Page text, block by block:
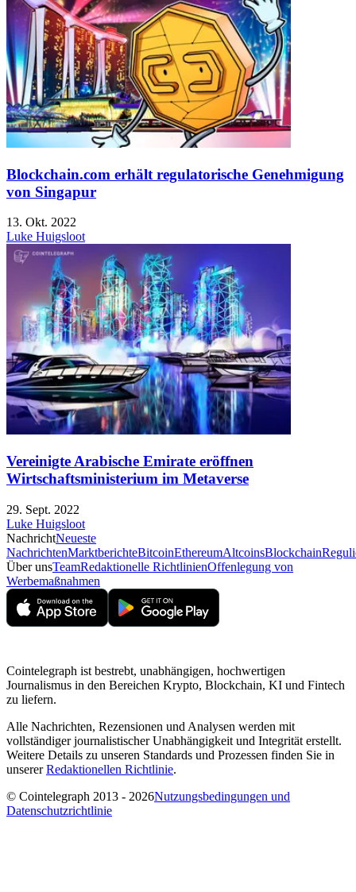
Blockchain.com erhält regulatorische Genehmigung
von Singapur
13. Okt. 2022
Luke Huigsloot
Vereinigte Arabische Emirate eröffnen
Wirtschaftsministerium im Metaverse
29. Sept. 2022
Luke Huigsloot
NachrichtNeueste
NachrichtenMarktberichteBitcoinEthereumAltcoinsBlockchain
Über unsTeamRedaktionelle RichtlinienOffenlegung von
Werbemaßnahmen
Cointelegraph ist bestrebt, unabhängigen, hochwertigen
Journalismus in den Bereichen Krypto, Blockchain, KI und Fintech
zu liefern.
Alle Nachrichten, Rezensionen und Analysen werden mit
vollständiger journalistischer Unabhängigkeit und Integrität erstellt.
Weitere Details zu unseren Standards und Prozessen finden Sie in
unsererRedaktionellen Richtlinie.
© Cointelegraph 2013 - 2026Nutzungsbedingungen und
Datenschutzrichtlinie